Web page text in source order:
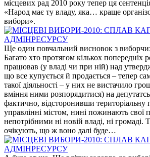
місцевих рад 2010 року тепер ця
«Народ має ту владу, яка… краще
вибори».
Ще один повчальний висновок з
Багато хто протягом кількох попередніх
працював (у владі чи при ній) над
що все купується й продається – тепер
такої діяльності – у них не вистачило
вміння ними розпорядитися) на
фактично, відсторонивши територіальну
управлінні містом, нині пожинають
непотрібними ні новій владі, ні громаді.
очікують, що ж воно далі буде…